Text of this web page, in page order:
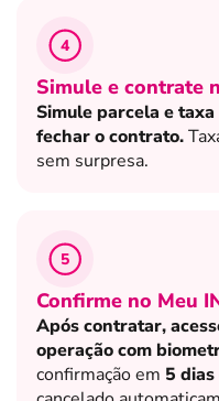
4
Simule e contrate
Simule parcela e
fechar o contrato.
sem surpresa.
5
Confirme no Meu
Após contratar,
operação com
confirmação em 5